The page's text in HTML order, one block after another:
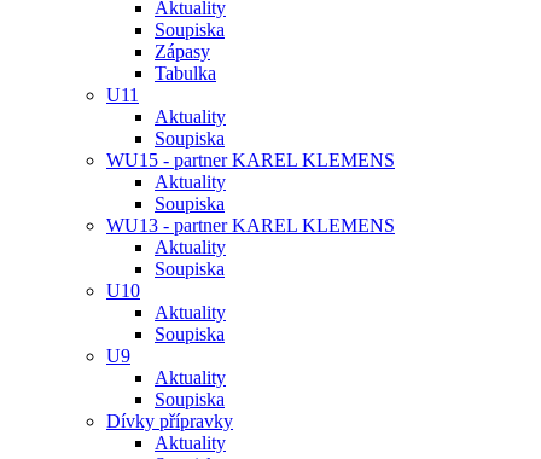
Aktuality
Soupiska
Zápasy
Tabulka
U11
Aktuality
Soupiska
WU15 - partner KAREL KLEMENS
Aktuality
Soupiska
WU13 - partner KAREL KLEMENS
Aktuality
Soupiska
U10
Aktuality
Soupiska
U9
Aktuality
Soupiska
Dívky přípravky
Aktuality